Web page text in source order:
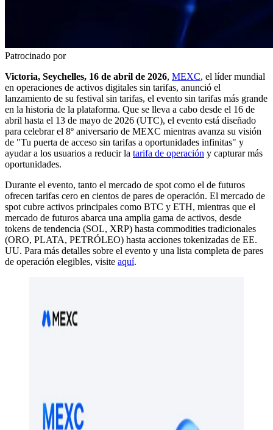
Patrocinado por
Victoria, Seychelles, 16 de abril de 2026, MEXC, el líder mundial
en operaciones de activos digitales sin tarifas, anunció el
lanzamiento de su festival sin tarifas, el evento sin tarifas más grande
en la historia de la plataforma. Que se lleva a cabo desde el 16 de
abril hasta el 13 de mayo de 2026 (UTC), el evento está diseñado
para celebrar el 8º aniversario de MEXC mientras avanza su visión
de "Tu puerta de acceso sin tarifas a oportunidades infinitas" y
ayudar a los usuarios a reducir la tarifa de operación y capturar más
oportunidades.
Durante el evento, tanto el mercado de spot como el de futuros
ofrecen tarifas cero en cientos de pares de operación. El mercado de
spot cubre activos principales como BTC y ETH, mientras que el
mercado de futuros abarca una amplia gama de activos, desde
tokens de tendencia (SOL, XRP) hasta commodities tradicionales
(ORO, PLATA, PETRÓLEO) hasta acciones tokenizadas de EE.
UU. Para más detalles sobre el evento y una lista completa de pares
de operación elegibles, visite aquí.